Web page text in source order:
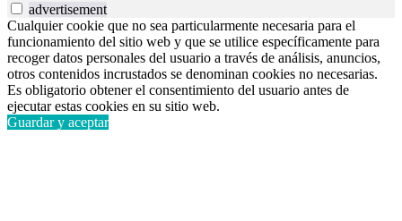
advertisement
Cualquier cookie que no sea particularmente necesaria para el
funcionamiento del sitio web y que se utilice específicamente para
recoger datos personales del usuario a través de análisis, anuncios,
otros contenidos incrustados se denominan cookies no necesarias.
Es obligatorio obtener el consentimiento del usuario antes de
ejecutar estas cookies en su sitio web.
Guardar y aceptar